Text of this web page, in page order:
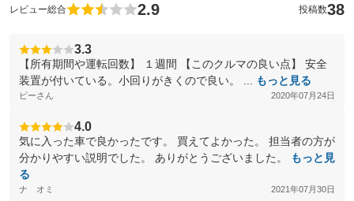
レビュー総合 2.9 投稿数38
3.3
【所有期間や運転回数】 １週間 【このクルマの良い点】 安全
装置が付いている。小回りがきくので良い。 ...
もっと見る
ピーさん 2020年07月24日
4.0
気に入った車で良かったです。 買えてよかった。 担当者の方が
分かりやすい説明でした。 ありがとうございました。
もっと見
る
ナ オミ 2021年07月30日